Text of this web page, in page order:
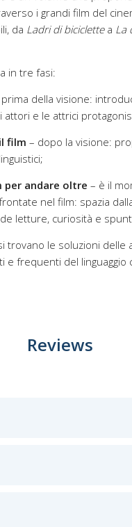
i grandi film del
da Ladri di biciclettea La
in tre fasi:
della visione:
attori e le attrici
film – dopo la visione:
per andare oltre – è il
nel film: spazia
letture, curiosità e
trovano le soluzioni delle
e frequenti del linguaggio
Reviews